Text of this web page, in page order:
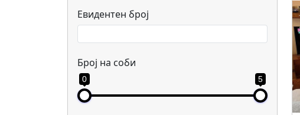
Евидентен број
Број на соби
0 5